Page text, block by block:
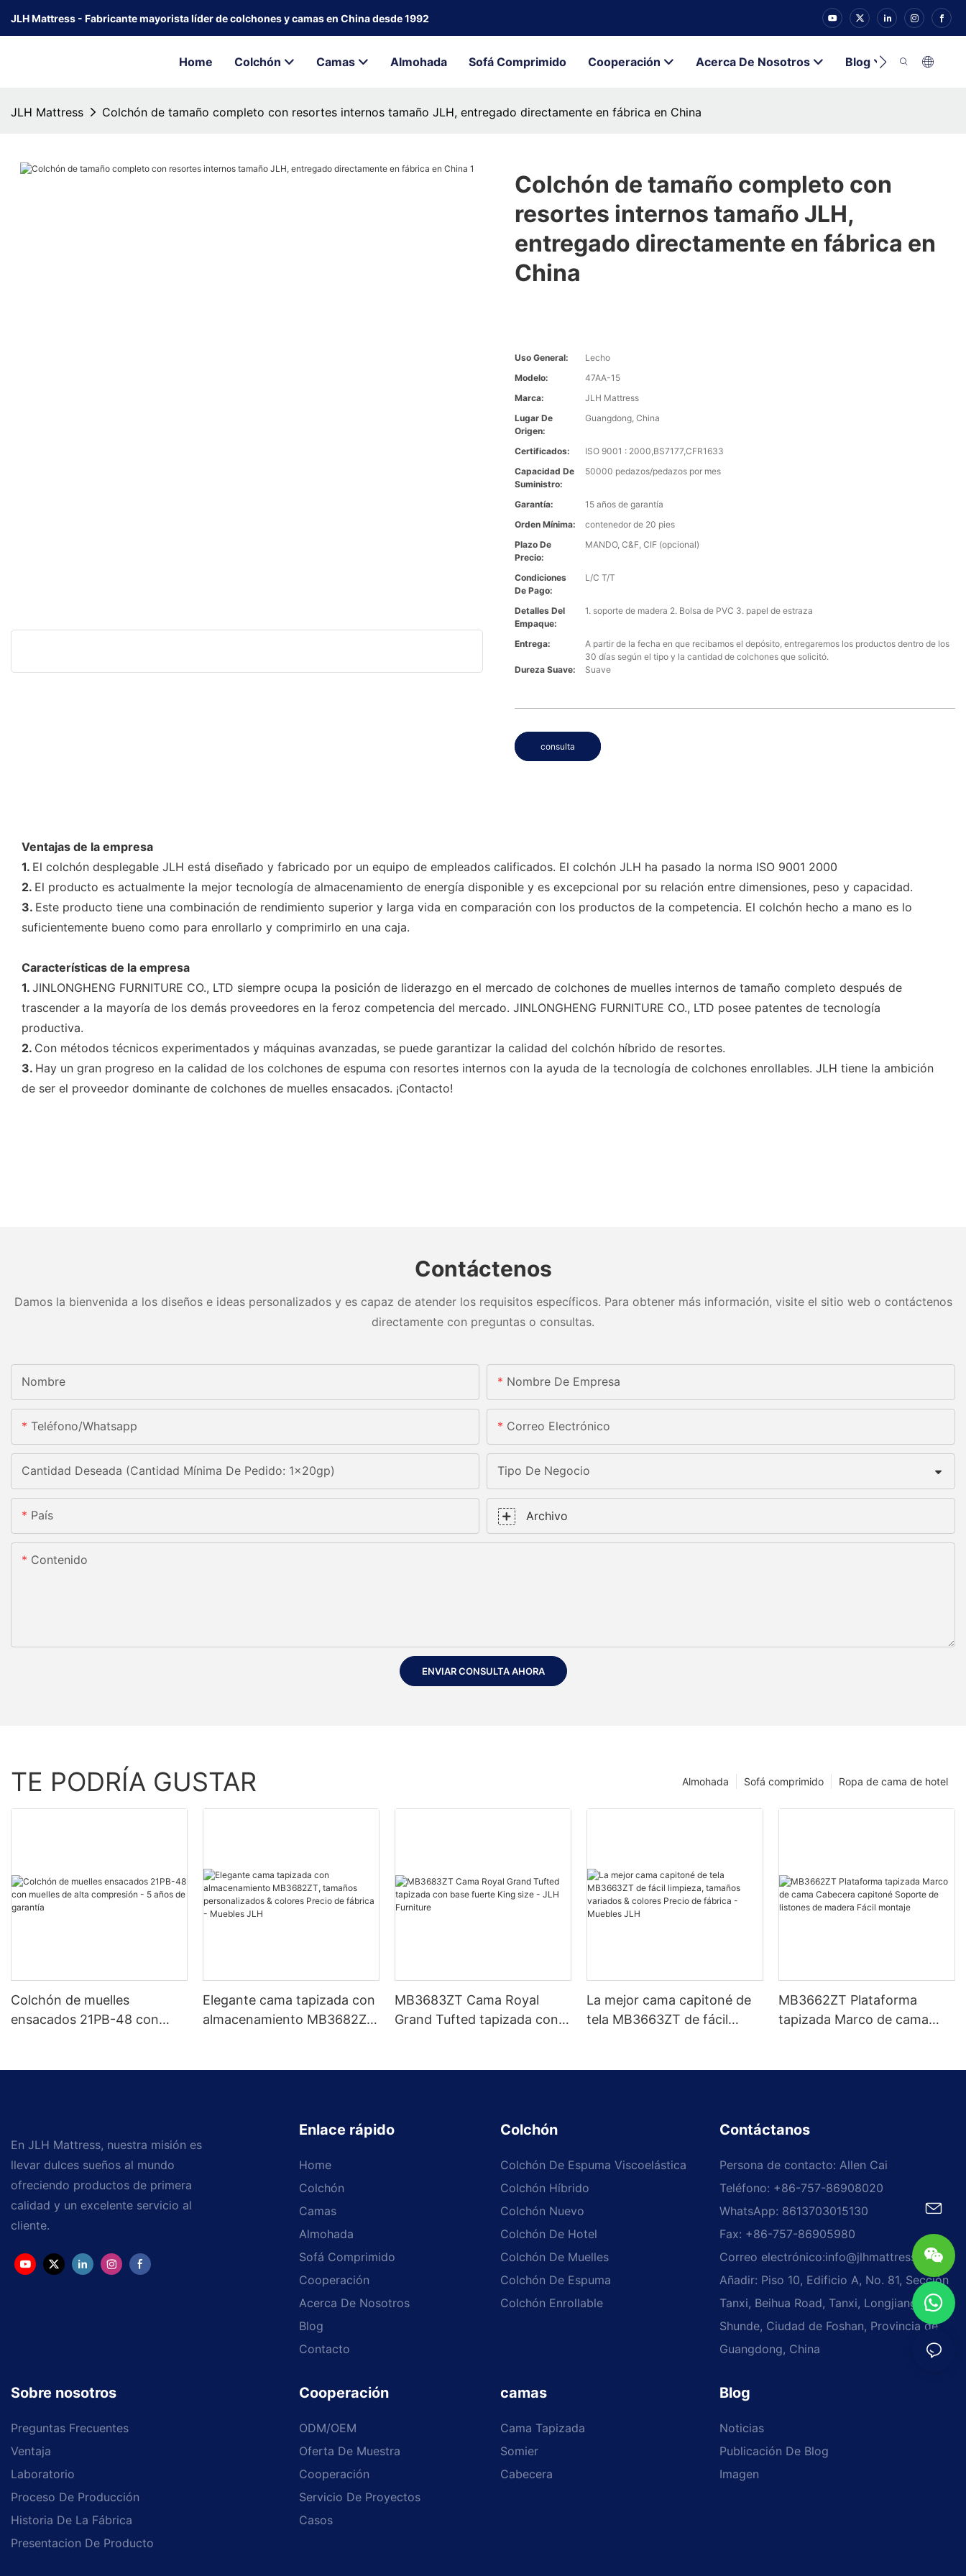
JLH Mattress - Fabricante mayorista líder de colchones y camas en China desde 1992
Home Colchón Camas Almohada Sofá Comprimido Cooperación Acerca De Nosotros Blog Contacto
JLH Mattress Colchón de tamaño completo con resortes internos tamaño JLH, entregado directamente en fábrica en China
Colchón de tamaño completo con
resortes internos tamaño JLH,
entregado directamente en fábrica en
China
Uso General:
Lecho
Modelo:
47AA-15
Marca:
JLH Mattress
Lugar De
Origen:
Guangdong, China
Certificados:
ISO 9001 : 2000,BS7177,CFR1633
Capacidad De
Suministro:
50000 pedazos/pedazos por mes
Garantía:
15 años de garantía
Orden Mínima:
contenedor de 20 pies
Plazo De
Precio:
MANDO, C&F, CIF (opcional)
Condiciones
De Pago:
L/C T/T
Detalles Del
Empaque:
1. soporte de madera 2. Bolsa de PVC 3. papel de estraza
Entrega:
A partir de la fecha en que recibamos el depósito, entregaremos los productos dentro de los
30 días según el tipo y la cantidad de colchones que solicitó.
Dureza Suave:
Suave
consulta
Ventajas de la empresa
1. El colchón desplegable JLH está diseñado y fabricado por un equipo de empleados calificados. El colchón JLH ha pasado la norma ISO 9001 2000
2. El producto es actualmente la mejor tecnología de almacenamiento de energía disponible y es excepcional por su relación entre dimensiones, peso y capacidad.
3. Este producto tiene una combinación de rendimiento superior y larga vida en comparación con los productos de la competencia. El colchón hecho a mano es lo
suficientemente bueno como para enrollarlo y comprimirlo en una caja.
Características de la empresa
1. JINLONGHENG FURNITURE CO., LTD siempre ocupa la posición de liderazgo en el mercado de colchones de muelles internos de tamaño completo después de
trascender a la mayoría de los demás proveedores en la feroz competencia del mercado. JINLONGHENG FURNITURE CO., LTD posee patentes de tecnología
productiva.
2. Con métodos técnicos experimentados y máquinas avanzadas, se puede garantizar la calidad del colchón híbrido de resortes.
3. Hay un gran progreso en la calidad de los colchones de espuma con resortes internos con la ayuda de la tecnología de colchones enrollables. JLH tiene la ambición
de ser el proveedor dominante de colchones de muelles ensacados. ¡Contacto!
Contáctenos
Damos la bienvenida a los diseños e ideas personalizados y es capaz de atender los requisitos específicos. Para obtener más información, visite el sitio web o contáctenos
directamente con preguntas o consultas.
Nombre Nombre De Empresa
Teléfono/whatsapp Correo Electrónico
Cantidad Deseada (Cantidad Mínima De Pedido: 1x20gp) Tipo De Negocio
País Archivo
Contenido
ENVIAR CONSULTA AHORA
TE PODRÍA GUSTAR Ropa de cama de hotel
Sofá comprimido
Almohada
Colchón de muelles
ensacados 21PB-48 con
Elegante cama tapizada con
almacenamiento MB3682ZT,
MB3683ZT Cama Royal
Grand Tufted tapizada con
La mejor cama capitoné de
tela MB3663ZT de fácil
MB3662ZT Plataforma
tapizada Marco de cama
En JLH Mattress, nuestra misión es
llevar dulces sueños al mundo
ofreciendo productos de primera
calidad y un excelente servicio al
cliente.
Enlace rápido
Home
Colchón
Camas
Almohada
Sofá Comprimido
Cooperación
Acerca De Nosotros
Blog
Contacto
Colchón
Colchón De Espuma Viscoelástica
Colchón Híbrido
Colchón Nuevo
Colchón De Hotel
Colchón De Muelles
Colchón De Espuma
Colchón Enrollable
Contáctanos
Persona de contacto: Allen Cai
Teléfono: +86-757-86908020
WhatsApp: 8613703015130
Fax: +86-757-86905980
Correo electrónico:info@jlhmattress.cn
Añadir: Piso 10, Edificio A, No. 81, Sección
Tanxi, Beihua Road, Tanxi, Longjiang,
Shunde, Ciudad de Foshan, Provincia de
Guangdong, China
Sobre nosotros
Preguntas Frecuentes
Ventaja
Laboratorio
Proceso De Producción
Historia De La Fábrica
Presentacion De Producto
Cooperación
ODM/OEM
Oferta De Muestra
Cooperación
Servicio De Proyectos
Casos
camas
Cama Tapizada
Somier
Cabecera
Blog
Noticias
Publicación De Blog
Imagen